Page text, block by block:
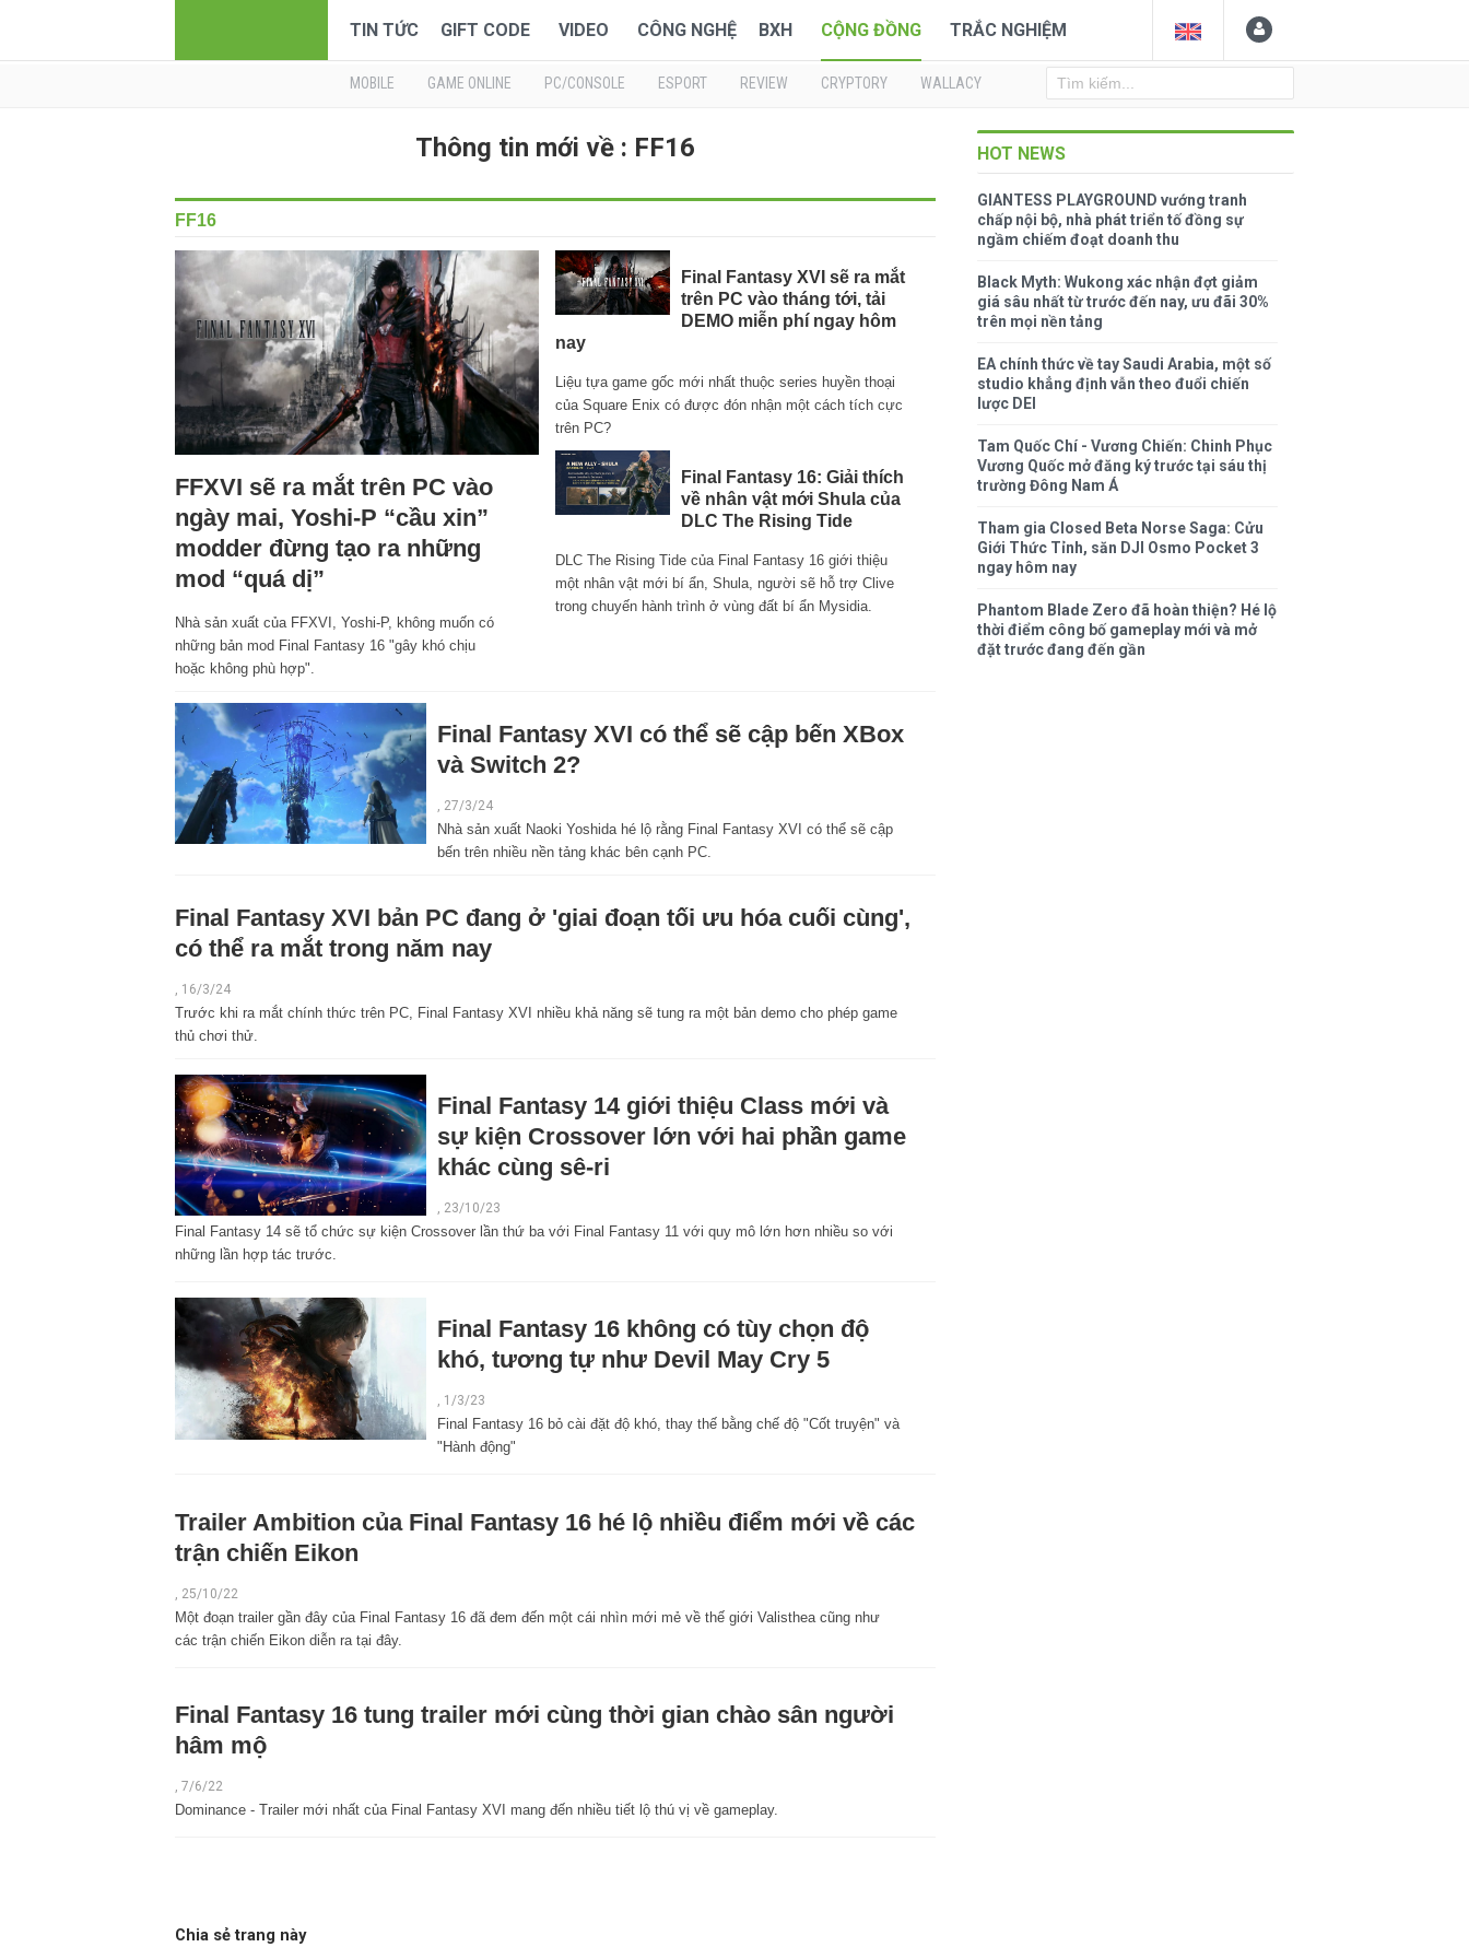
TIN TỨC GIFT CODE VIDEO CÔNG NGHỆ BXH CỘNG ĐỒNG TRẮC NGHIỆM
MOBILE GAME ONLINE PC/CONSOLE ESPORT REVIEW CRYPTORY WALLACY
Thông tin mới về : FF16
FF16
FFXVI sẽ ra mắt trên PC vào
ngày mai, Yoshi-P “cầu xin”
modder đừng tạo ra những
mod “quá dị”
Nhà sản xuất của FFXVI, Yoshi-P, không muốn có
những bản mod Final Fantasy 16 "gây khó chịu
hoặc không phù hợp".
Final Fantasy XVI sẽ ra mắt
trên PC vào tháng tới, tải
DEMO miễn phí ngay hôm
nay
Liệu tựa game gốc mới nhất thuộc series huyền thoại
của Square Enix có được đón nhận một cách tích cực
trên PC?
Final Fantasy 16: Giải thích
về nhân vật mới Shula của
DLC The Rising Tide
DLC The Rising Tide của Final Fantasy 16 giới thiệu
một nhân vật mới bí ẩn, Shula, người sẽ hỗ trợ Clive
trong chuyến hành trình ở vùng đất bí ẩn Mysidia.
Final Fantasy XVI có thể sẽ cập bến XBox
và Switch 2?
, 27/3/24
Nhà sản xuất Naoki Yoshida hé lộ rằng Final Fantasy XVI có thể sẽ cập
bến trên nhiều nền tảng khác bên cạnh PC.
Final Fantasy XVI bản PC đang ở 'giai đoạn tối ưu hóa cuối cùng',
có thể ra mắt trong năm nay
, 16/3/24
Trước khi ra mắt chính thức trên PC, Final Fantasy XVI nhiều khả năng sẽ tung ra một bản demo cho phép game
thủ chơi thử.
Final Fantasy 14 giới thiệu Class mới và
sự kiện Crossover lớn với hai phần game
khác cùng sê-ri
, 23/10/23
Final Fantasy 14 sẽ tổ chức sự kiện Crossover lần thứ ba với Final Fantasy 11 với quy mô lớn hơn nhiều so với
những lần hợp tác trước.
Final Fantasy 16 không có tùy chọn độ
khó, tương tự như Devil May Cry 5
, 1/3/23
Final Fantasy 16 bỏ cài đặt độ khó, thay thế bằng chế độ "Cốt truyện" và
"Hành động"
Trailer Ambition của Final Fantasy 16 hé lộ nhiều điểm mới về các
trận chiến Eikon
25/10/22
Một đoạn trailer gần đây của Final Fantasy 16 đã đem đến một cái nhìn mới mẻ về thế giới Valisthea cũng như
các trận chiến Eikon diễn ra tại đây.
Final Fantasy 16 tung trailer mới cùng thời gian chào sân người
hâm mộ
, 7/6/22
Dominance - Trailer mới nhất của Final Fantasy XVI mang đến nhiều tiết lộ thú vị về gameplay.
Chia sẻ trang này
HOT NEWS
GIANTESS PLAYGROUND vướng tranh
chấp nội bộ, nhà phát triển tố đồng sự
ngầm chiếm đoạt doanh thu
Black Myth: Wukong xác nhận đợt giảm
giá sâu nhất từ trước đến nay, ưu đãi 30%
trên mọi nền tảng
EA chính thức về tay Saudi Arabia, một số
studio khẳng định vẫn theo đuổi chiến
lược DEI
Tam Quốc Chí - Vương Chiến: Chinh Phục
Vương Quốc mở đăng ký trước tại sáu thị
trường Đông Nam Á
Tham gia Closed Beta Norse Saga: Cửu
Giới Thức Tỉnh, săn DJI Osmo Pocket 3
ngay hôm nay
Phantom Blade Zero đã hoàn thiện? Hé lộ
thời điểm công bố gameplay mới và mở
đặt trước đang đến gần